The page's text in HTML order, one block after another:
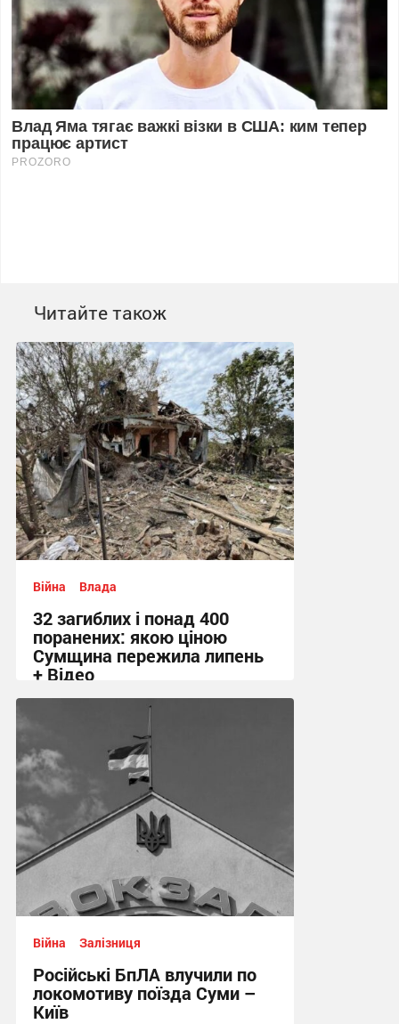
Читайте також
Війна Влада
32 загиблих і понад 400
поранених: якою ціною
Сумщина пережила липень
+ Відео
Війна Залізниця
Російські БпЛА влучили по
локомотиву поїзда Суми –
Київ